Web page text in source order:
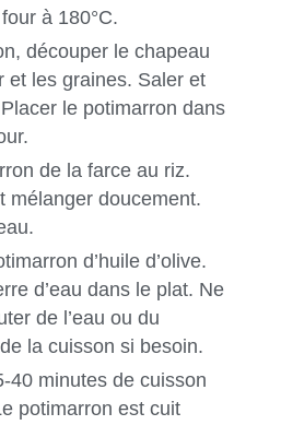
à 180°C.
découper le chapeau
les graines. Saler et
le potimarron dans
de la farce au riz.
mélanger doucement.
d’huile d’olive.
d’eau dans le plat. Ne
de l’eau ou du
la cuisson si besoin.
40 minutes de cuisson
potimarron est cuit